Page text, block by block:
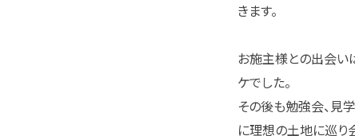
きます。
お施主様との出会い
ケでした。
その後も勉強会、見
に理想の土地に巡り